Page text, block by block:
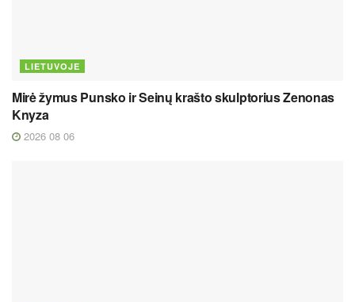
LIETUVOJE
Mirė žymus Punsko ir Seinų krašto skulptorius Zenonas
Knyza
2026 08 06